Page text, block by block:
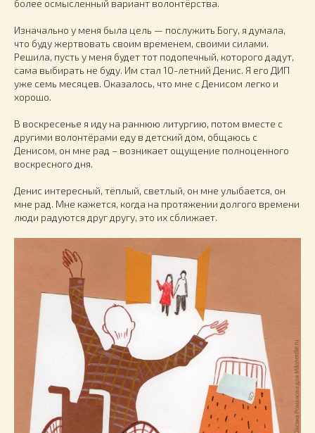
более осмысленный вариант волонтёрства.
Изначально у меня была цель — послужить Богу, я думала,
что буду жертвовать своим временем, своими силами.
Решила, пусть у меня будет тот подопечный, которого дадут,
сама выбирать не буду. Им стал 10-летний Денис. Я его ДИП
уже семь месяцев. Оказалось, что мне с Денисом легко и
хорошо.
В воскресенье я иду на раннюю литургию, потом вместе с
другими волонтёрами еду в детский дом, общаюсь с
Денисом, он мне рад – возникает ощущение полноценного
воскресного дня.
Денис интересный, тёплый, светлый, он мне улыбается, он
мне рад. Мне кажется, когда на протяжении долгого времени
люди радуются друг другу, это их сближает.